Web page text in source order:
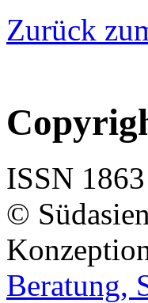
Zurück
ISSN
©
Beratung,